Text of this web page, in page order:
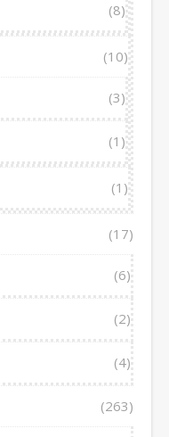
(8)
(10)
(3)
(1)
(1)
(17)
(6)
(2)
(4)
(263)